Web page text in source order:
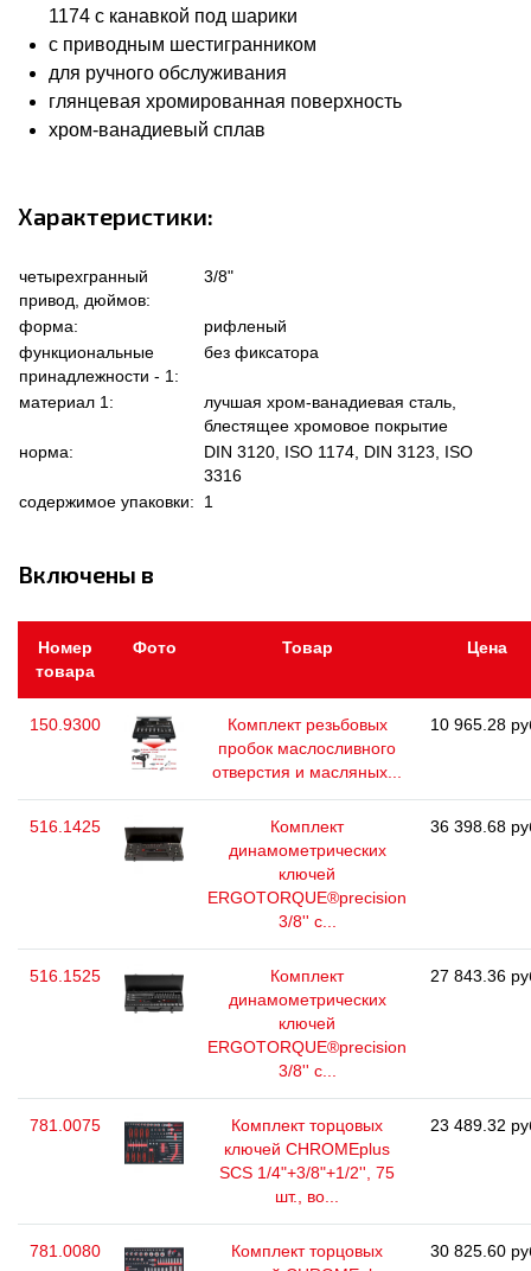
1174 с канавкой под шарики
с приводным шестигранником
для ручного обслуживания
глянцевая хромированная поверхность
хром-ванадиевый сплав
Характеристики:
четырехгранный
привод, дюймов:
3/8"
форма:
рифленый
функциональные
принадлежности - 1:
без фиксатора
материал 1:
лучшая хром-ванадиевая сталь,
блестящее хромовое покрытие
норма:
DIN 3120, ISO 1174, DIN 3123, ISO
3316
содержимое упаковки:
1
Включены в
Номер
товара
Фото Товар Цена
150.9300
Комплект резьбовых
пробок маслосливного
отверстия и масляных...
10 965.28
516.1425
Комплект
динамометрических
ключей
ERGOTORQUE®precision
3/8'' с...
36 398.68
516.1525
Комплект
динамометрических
ключей
ERGOTORQUE®precision
3/8'' с...
27 843.36
781.0075
Комплект торцовых
ключей CHROMEplus
SCS 1/4"+3/8"+1/2'', 75
шт., во...
23 489.32
781.0080
Комплект торцовых
30 825.60